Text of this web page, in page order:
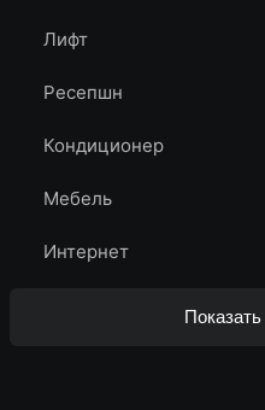
Лифт
Ресепшн
Кондиционер
Мебель
Интернет